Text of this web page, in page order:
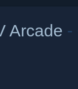
Arcade -